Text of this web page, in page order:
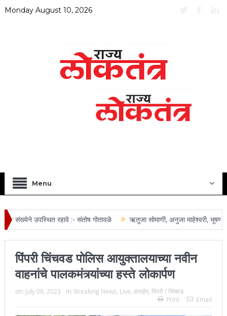
Monday August 10, 2026
Menu
संख्येने उपस्थित रहावे :- संतोष गोतावळे ऋतुजा सोमाणी, अनुजा माहेश्वरी, भूषण
जिल्हा प्रमुख न्यायाधीश महेंद्र के महाजन
पिंपरी चिंचवड पोलिस आयुक्तालयाच्या नवीन
वाहनांचे पालकमंत्र्यांच्या हस्ते लोकार्पण
on: July 08, 2023 In: Breaking News Live क्राईम, पिंपरी / चिंचवड
Print
Email